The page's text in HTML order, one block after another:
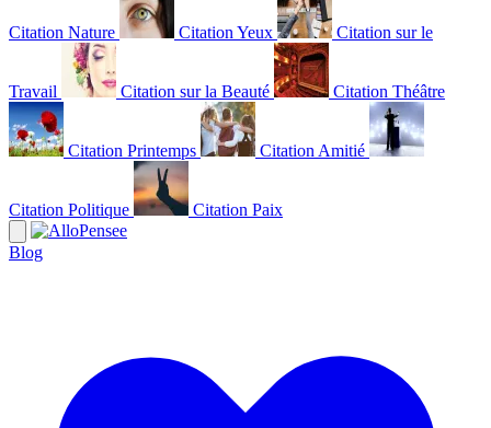
Citation Nature Citation Yeux Citation sur le
Travail Citation sur la Beauté Citation Théâtre
Citation Printemps Citation Amitié
Citation Politique Citation Paix
Blog